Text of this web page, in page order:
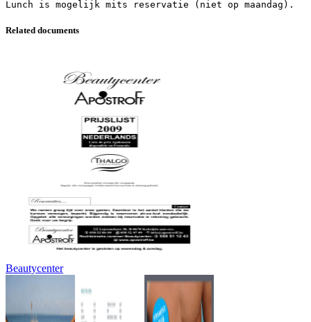
Related documents
Beautycenter